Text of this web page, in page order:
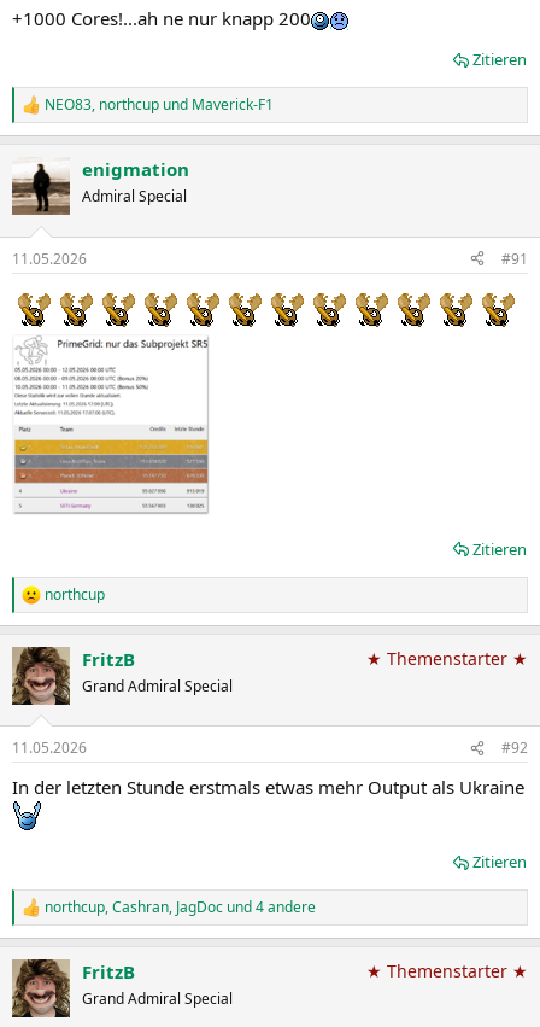
:
+1000 Cores!...ah ne nur knapp 200
Zitieren
R
e
k
t
i
e
:
NEO83, northcup und Maverick-F1
enigmation
Admiral Special
11.05.2026 #91
Zitieren
R
e
k
t
i
e
:
northcup
FritzB
Grand Admiral Special
★ Themenstarter ★
11.05.2026 #92
In der letzten Stunde erstmals etwas mehr Output als Ukraine
Zitieren
R
e
k
t
i
northcup,Cashran, JagDoc und 4 andere
FritzB
Grand Admiral Special
★ Themenstarter ★